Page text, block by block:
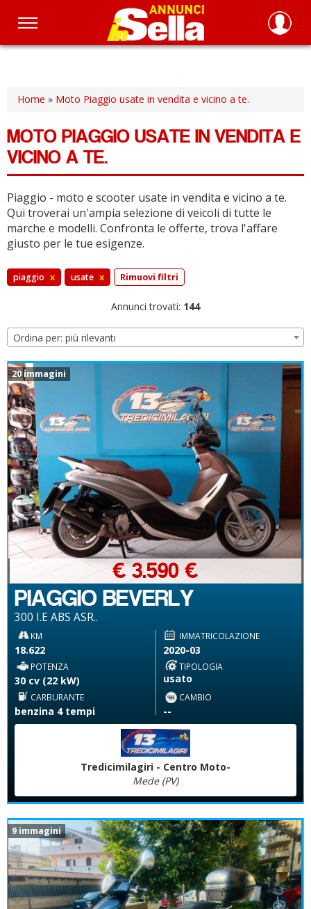
Salta
principale
Home » Moto Piaggio usate in vendita e vicino a te.
MOTO PIAGGIO USATE IN VENDITA E
VICINO A TE.
Piaggio - moto e scooter usate in vendita e vicino a te.
Qui troverai un'ampia selezione di veicoli di tutte le
marche e modelli. Confronta le offerte, trova l'affare
giusto per le tue esigenze.
piaggio x usate x Rimuovi filtri
Annunci trovati: 144
Ordina per: più rilevanti
20 immagini
PIAGGIO BEVERLY
300 I.E ABS ASR..
€ 3.590 €
KM
18.622
IMMATRICOLAZIONE
2020-03
POTENZA
30 cv (22 kW)
TIPOLOGIA
usato
CARBURANTE
benzina 4 tempi
CAMBIO
--
Tredicimilagiri - Centro Moto-
Mede (PV)
9 immagini